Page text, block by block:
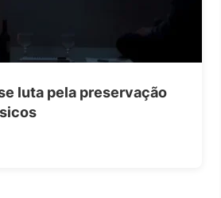
luta pela preservação